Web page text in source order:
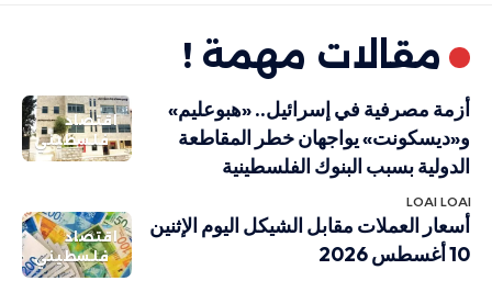
مقالات مهمة !
اقتصاد
فلسطيني
أزمة مصرفية في إسرائيل.. «هبوعليم»
و«ديسكونت» يواجهان خطر المقاطعة
الدولية بسبب البنوك الفلسطينية
LOAI LOAI
اقتصاد
فلسطيني
أسعار العملات مقابل الشيكل اليوم الإثنين
10 أغسطس 2026